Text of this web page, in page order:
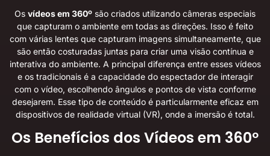
Os vídeos em 360º são criados utilizando câmeras especiais
que capturam o ambiente em todas as direções. Isso é feito
com várias lentes que capturam imagens simultaneamente, que
são então costuradas juntas para criar uma visão contínua e
interativa do ambiente. A principal diferença entre esses vídeos
e os tradicionais é a capacidade do espectador de interagir
com o vídeo, escolhendo ângulos e pontos de vista conforme
desejarem. Esse tipo de conteúdo é particularmente eficaz em
dispositivos de realidade virtual (VR), onde a imersão é total.
Os Benefícios dos Vídeos em 360º